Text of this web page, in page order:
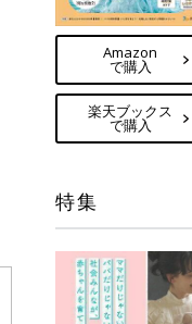
Amazon
で購入
楽天ブックス
で購入
特集